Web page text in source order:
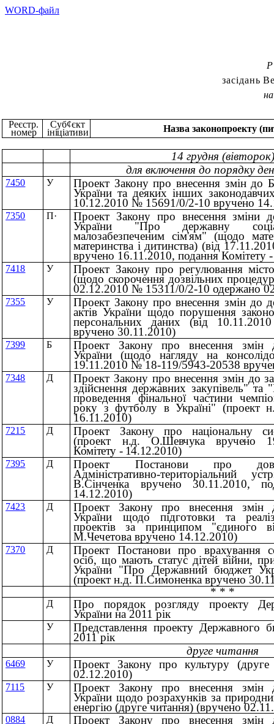
WORD-файл
засідань
Реєстр.
номер
Суб¢єкт
ініціативи Назва законопроекту
14 грудня (вівторок)
для включення до порядку
7450 У Проект Закону про внесення змін до
України та деяких інших
10.12.2010 № 15691/0/2-10 вручено
7350 П· Проект Закону про внесення зміни
України "Про державну
малозабезпеченим сім'ям" (щодо
материнства і дитинства) (вiд
вручено 16.11.2010, подання Комітету
7418 У Проект Закону про регулювання
(щодо скорочення дозвільних
02.12.2010 № 15311/0/2-10 одержано
7355 У Проект Закону про внесення змін до
актів України щодо порушення
персональних даних (вiд
вручено 30.11.2010)
7399 Б Проект Закону про внесення змін
України (щодо нагляду на
19.11.2010 № 18-119/5943-20538
7348 Д Проект Закону про внесення змін до
здійснення державних закупівель" та
проведення фінальної частини
року з футболу в Україні" (проект
16.11.2010)
7215 Д Проект Закону про національну
(проектн.д. О.Шевчука вручено
Комітету - 14.12.2010)
7395 Д Проект Постанови про
Адміністративно-територіальний
В.Сінченка вручено 30.11.2010,
14.12.2010)
7423 Д Проект Закону про внесення змін
України щодо підготовки та
проектів за принципом "єдиного
М.Чечетова вручено 14.12.2010)
7370 Д Проект Постанови про врахування
осіб, що мають статус дітей війни,
України "Про Державний бюджет
(проект н.д. П.Симоненка вручено
* * *
Д Про порядок розгляду проекту
України на 2011 рік
У Представлення проекту Державного
2011 рік
друге читання
6469 У Проект Закону про культуру (друге
02.12.2010)
7115 У Проект Закону про внесення змін
України щодо розрахунків за
енергію (друге читання) (вручено
0884 Д Проект Закону про внесення змін